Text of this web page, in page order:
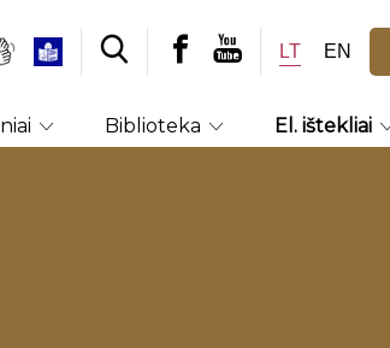
LT EN
Biblioteka El. ištekliai